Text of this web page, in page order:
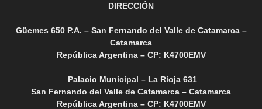
DIRECCIÓN
Güemes 650 P.A. – San Fernando del Valle de Catamarca –
Catamarca
República Argentina – CP: K4700EMV
Palacio Municipal – La Rioja 631
San Fernando del Valle de Catamarca – Catamarca
República Argentina – CP: K4700EMV